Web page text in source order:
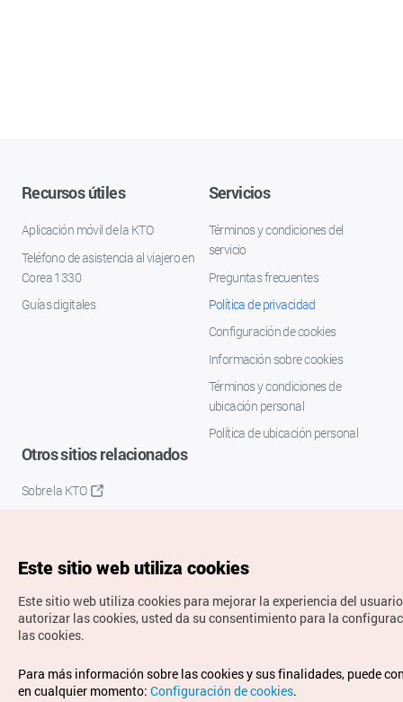
Recursos útiles
Aplicación móvil de la KTO
Teléfono de asistencia al viajero en
Corea 1330
Guías digitales
Servicios
Términos y condiciones del
servicio
Preguntas frecuentes
Política de privacidad
Configuración de cookies
Información sobre cookies
Términos y condiciones de
ubicación personal
Política de ubicación personal
Otros sitios relacionados
Sobre la KTO
Copyrights © Organización de Turismo de Corea. Todos los
derechos reservados.
Este sitio web utiliza cookies
Este sitio web utiliza cookies para mejorar la experiencia del
autorizar las cookies, usted da su consentimiento para la
las cookies.
Para más información sobre las cookies y sus finalidades, puede
en cualquier momento: Configuración de cookies.